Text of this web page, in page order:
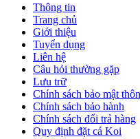
Thông tin
Trang chủ
Giới thiệu
Tuyển dụng
Liên hệ
Câu hỏi thường gặp
Lưu trữ
Chính sách bảo mật
Chính sách bảo hành
Chính sách đổi trả hàng
Quy định đặt cá Koi